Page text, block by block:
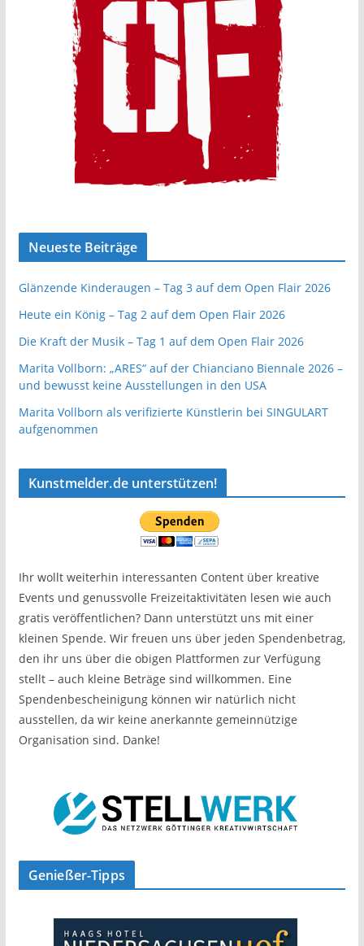
Neueste Beiträge
Glänzende Kinderaugen – Tag 3 auf dem Open Flair 2026
Heute ein König – Tag 2 auf dem Open Flair 2026
Die Kraft der Musik – Tag 1 auf dem Open Flair 2026
Marita Vollborn: „ARES“ auf der Chianciano Biennale 2026 –
und bewusst keine Ausstellungen in den USA
Marita Vollborn als verifizierte Künstlerin bei SINGULART
aufgenommen
Kunstmelder.de unterstützen!
Ihr wollt weiterhin interessanten Content über kreative
Events und genussvolle Freizeitaktivitäten lesen wie auch
gratis veröffentlichen? Dann unterstützt uns mit einer
kleinen Spende. Wir freuen uns über jeden Spendenbetrag,
den ihr uns über die obigen Plattformen zur Verfügung
stellt – auch kleine Beträge sind willkommen. Eine
Spendenbescheinigung können wir natürlich nicht
ausstellen, da wir keine anerkannte gemeinnützige
Organisation sind. Danke!
Genießer-Tipps